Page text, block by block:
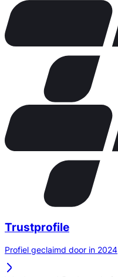
Trustprofile
Profiel geclaimd door in 2024